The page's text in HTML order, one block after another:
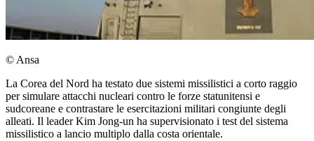
© Ansa
La Corea del Nord ha testato due sistemi missilistici a corto raggio
per simulare attacchi nucleari contro le forze statunitensi e
sudcoreane e contrastare le esercitazioni militari congiunte degli
alleati. Il leader Kim Jong-un ha supervisionato i test del sistema
missilistico a lancio multiplo dalla costa orientale.